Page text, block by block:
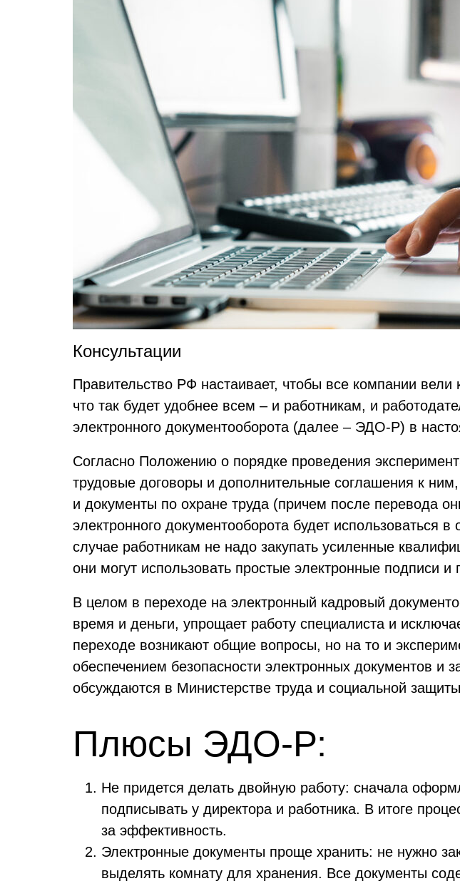
Консультации
Правительство РФ настаивает, чтобы все компании
что так будет удобнее всем – и работникам, и
электронного документооборота (далее – ЭДО-Р) в
Согласно Положению о порядке проведения
трудовые договоры и дополнительные соглашения к
и документы по охране труда (причем после перевода
электронного документооборота будет использоваться
случае работникам не надо закупать усиленные
они могут использовать простые электронные подписи
В целом в переходе на электронный кадровый
время и деньги, упрощает работу специалиста и
переходе возникают общие вопросы, но на то и
обеспечением безопасности электронных документов и
обсуждаются в Министерстве труда и социальной
Плюсы ЭДО-Р:
Не придется делать двойную работу: сначала
подписывать у директора и работника. В итоге
за эффективность.
Электронные документы проще хранить: не нужно
выделять комнату для хранения. Все документы